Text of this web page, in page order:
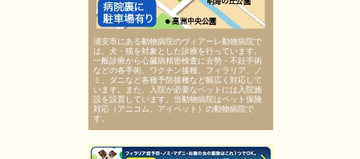
浦安市にある動物病院のヴィアーレ動物病院で
は、犬・猫を対象とした診療を行っています。
一般診療から心臓病精密検査に去勢・不妊手術
などの各手術、ワクチン接種、フィラリア、ノ
ミ、ダニなど各種予防接種など幅広く対応して
います。また、入院が必要なペットには入院施
設を設置しています。当動物病院はペット保険
対応（アニコム、アイペット）の動物病院で
す。